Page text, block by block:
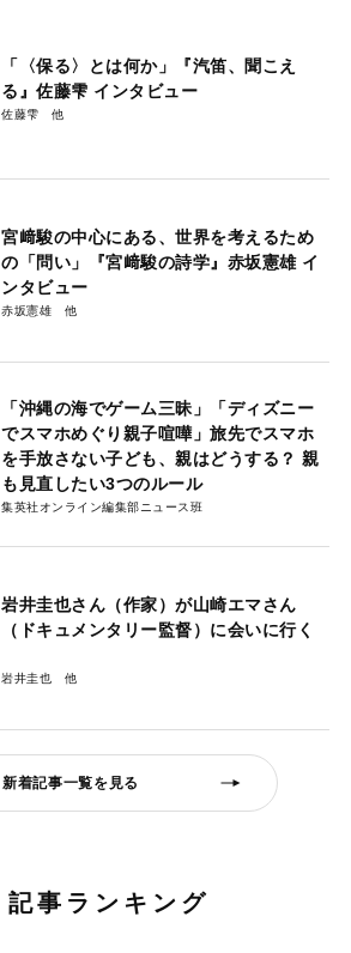
「〈保る〉とは何か」『汽笛、聞こえ
る』佐藤雫 インタビュー
佐藤雫
宮﨑駿の中心にある、世界を考えるため
の「問い」『宮﨑駿の詩学』赤坂憲雄 イ
ンタビュー
赤坂憲雄
「沖縄の海でゲーム三昧」「ディズニー
でスマホめぐり親子喧嘩」旅先でスマホ
を手放さない子ども、親はどうする？ 親
も見直したい3つのルール
集英社オンライン編集部ニュース班
岩井圭也さん（作家）が山崎エマさん
（ドキュメンタリー監督）に会いに行く
岩井圭也
新着記事一覧を見る
記事ランキング